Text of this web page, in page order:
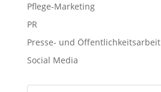
Pflege-Marketing
PR
Presse- und Öffentlichkeitsarbeit
Social Media